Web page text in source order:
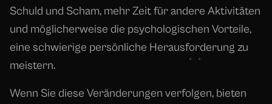
Schuld und Scham, mehr Zeit für andere Aktivitäten
und möglicherweise die psychologischen Vorteile,
eine schwierige persönliche Herausforderung zu
meistern.
Wenn Sie diese Veränderungen verfolgen, bieten